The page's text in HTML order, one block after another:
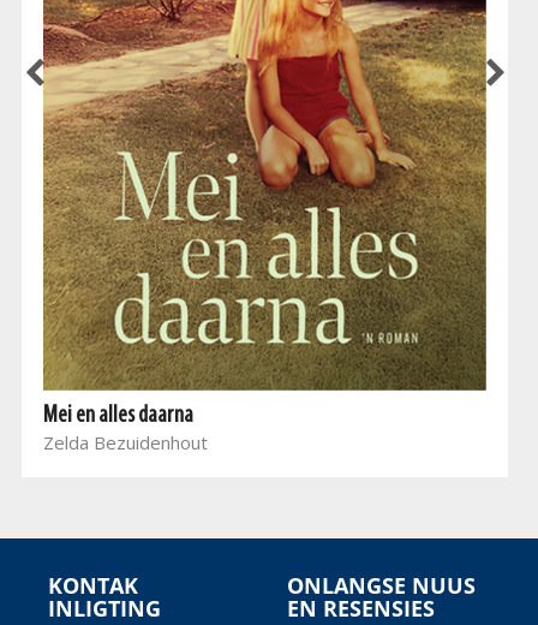
Mei en alles daarna
Zelda Bezuidenhout
KONTAK
INLIGTING
ONLANGSE NUUS
EN RESENSIES